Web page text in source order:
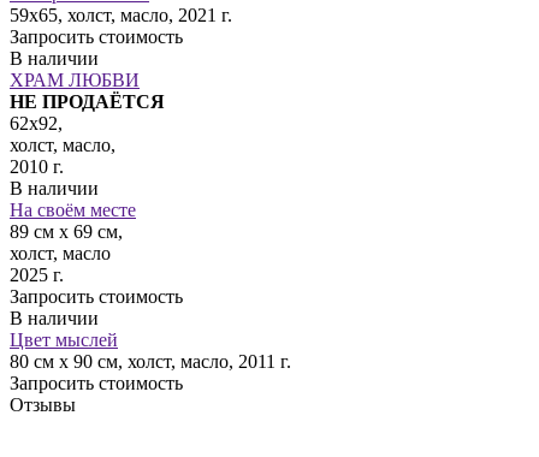
59х65, холст, масло, 2021 г.
Запросить стоимость
В наличии
ХРАМ ЛЮБВИ
НЕ ПРОДАЁТСЯ
62x92,
холст, масло,
2010 г.
В наличии
На своём месте
89 см x 69 см,
холст, масло
2025 г.
Запросить стоимость
В наличии
Цвет мыслей
80 см х 90 см, холст, масло, 2011 г.
Запросить стоимость
Отзывы